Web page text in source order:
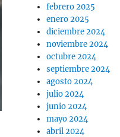
febrero 2025
enero 2025
diciembre 2024
noviembre 2024
octubre 2024
septiembre 2024
agosto 2024
julio 2024
junio 2024
mayo 2024
abril 2024